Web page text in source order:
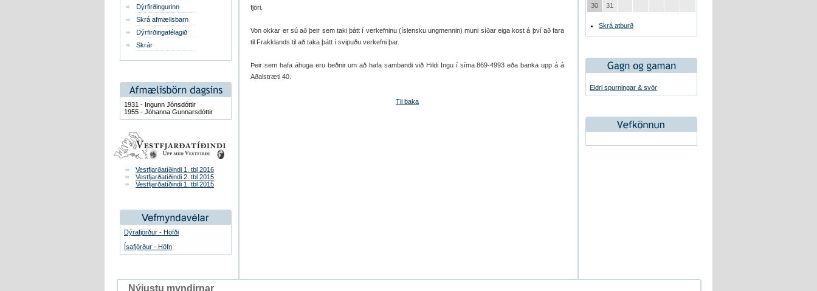
Dýrfirðingurinn
Skrá afmælisbarn
Dýrfirðingafélagið
Skrár
1931 - Ingunn Jónsdóttir
1955 - Jóhanna Gunnarsdóttir
Vestfjarðatíðindi 1. tbl 2016
Vestfjarðatíðindi 2. tbl 2015
Vestfjarðatíðindi 1. tbl 2015
Dýrafjörður - Höfði
Ísafjörður - Höfn
fjöri.
Von okkar er sú að þeir sem taki þátt í verkefninu (íslensku ungmennin) muni síðar eiga kost á því að fara
til Frakklands til að taka þátt í svipuðu verkefni þar.
Þeir sem hafa áhuga eru beðnir um að hafa sambandi við Hildi Ingu í síma 869-4993 eða banka upp á á
Aðalstræti 40.
Til baka
30
31
Skrá atburð
Eldri spurningar & svör
Nýjustu myndirnar